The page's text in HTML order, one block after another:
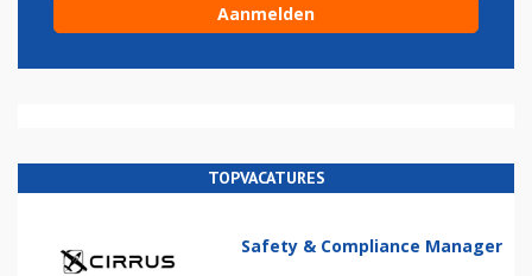
TOPVACATURES
Safety & Compliance Manager